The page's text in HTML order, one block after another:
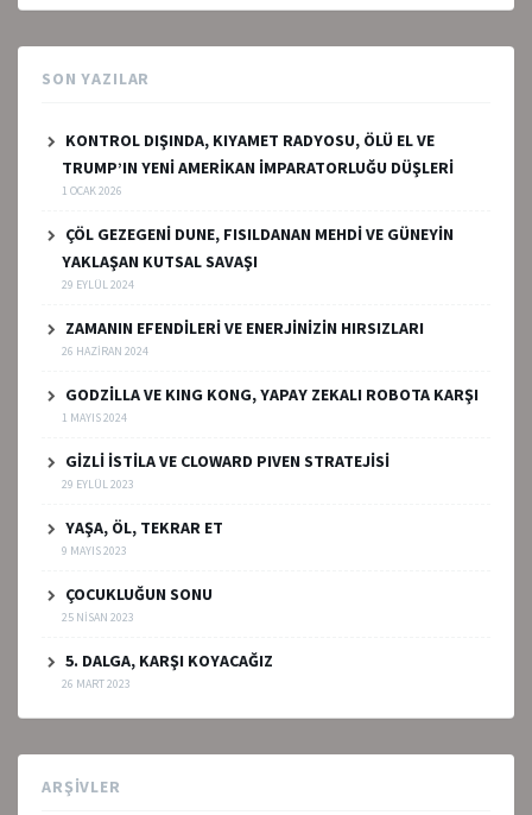
SON YAZILAR
KONTROL DIŞINDA, KIYAMET RADYOSU, ÖLÜ EL VE
TRUMP’IN YENİ AMERİKAN İMPARATORLUĞU DÜŞLERİ
1 OCAK 2026
ÇÖL GEZEGENİ DUNE, FISILDANAN MEHDİ VE GÜNEYİN
YAKLAŞAN KUTSAL SAVAŞI
29 EYLÜL 2024
ZAMANIN EFENDİLERİ VE ENERJİNİZİN HIRSIZLARI
26 HAZIRAN 2024
GODZİLLA VE KING KONG, YAPAY ZEKALI ROBOTA KARŞI
1 MAYIS 2024
GİZLİ İSTİLA VE CLOWARD PIVEN STRATEJİSİ
29 EYLÜL 2023
YAŞA, ÖL, TEKRAR ET
9 MAYIS 2023
ÇOCUKLUĞUN SONU
25 NISAN 2023
5. DALGA, KARŞI KOYACAĞIZ
26 MART 2023
ARŞIVLER